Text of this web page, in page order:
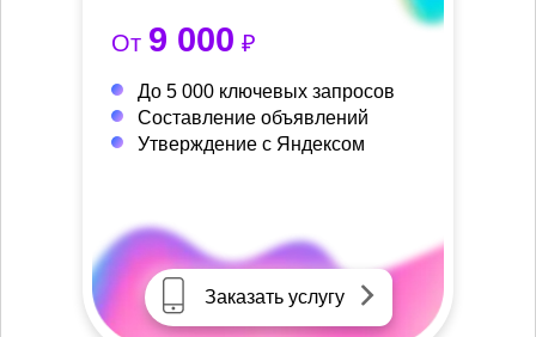
От 9 000 ₽
До 5 000 ключевых запросов
Составление объявлений
Утверждение с Яндексом
Заказать услугу